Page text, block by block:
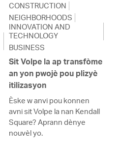
CONSTRUCTION
NEIGHBORHOODS
INNOVATION AND
TECHNOLOGY
BUSINESS
Sit Volpe la ap transfòme
an yon pwojè pou plizyè
itilizasyon
Èske w anvi pou konnen
avni sit Volpe la nan Kendall
Square? Aprann dènye
nouvèl yo.